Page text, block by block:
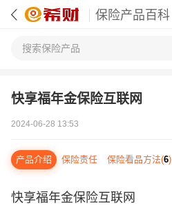
保险产品百科
快享福年金保险互联网
2024-06-28 13:53
产品介绍 保险责任 保险看品方法(6)
快享福年金保险互联网